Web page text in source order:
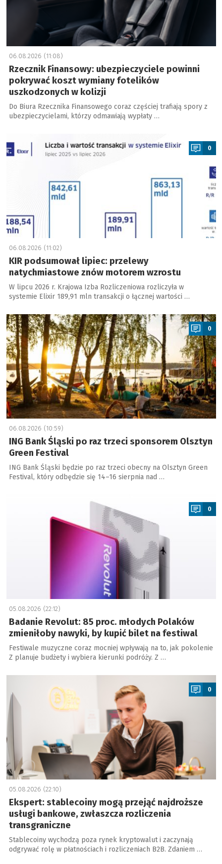
06.08.2026 (11:08)
Rzecznik Finansowy: ubezpieczyciele powinni
pokrywać koszt wymiany fotelików
uszkodzonych w kolizji
Do Biura Rzecznika Finansowego coraz częściej trafiają spory z
ubezpieczycielami, którzy odmawiają wypłaty …
0
06.08.2026 (11:02)
KIR podsumował lipiec: przelewy
natychmiastowe znów motorem wzrostu
W lipcu 2026 r. Krajowa Izba Rozliczeniowa rozliczyła w
systemie Elixir 189,91 mln transakcji o łącznej wartości …
a
0
06.08.2026 (10:59)
ING Bank Śląski po raz trzeci sponsorem Olsztyn
Green Festival
ING Bank Śląski będzie po raz trzeci obecny na Olsztyn Green
Festival, który odbędzie się 14–16 sierpnia nad …
0
05.08.2026 (22:12)
Badanie Revolut: 85 proc. młodych Polaków
zmieniłoby nawyki, by kupić bilet na festiwal
Festiwale muzyczne coraz mocniej wpływają na to, jak pokolenie
Z planuje budżety i wybiera kierunki podróży. Z …
a
0
05.08.2026 (22:10)
Ekspert: stablecoiny mogą przejąć najdroższe
usługi bankowe, zwłaszcza rozliczenia
transgraniczne
Stablecoiny wychodzą poza rynek kryptowalut i zaczynają
odgrywać rolę w płatnościach i rozliczeniach B2B. Zdaniem …